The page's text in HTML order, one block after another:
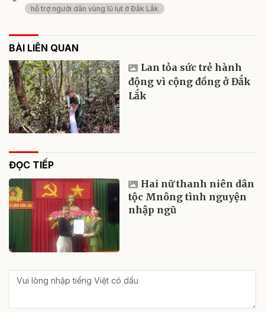
hỗ trợ người dân vùng lũ lụt ở Đắk Lắk
BÀI LIÊN QUAN
Lan tỏa sức trẻ hành
động vì cộng đồng ở Đắk
Lắk
ĐỌC TIẾP
Hai nữ thanh niên dân
tộc Mnông tình nguyện
nhập ngũ